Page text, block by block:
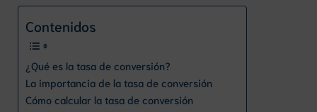
Contenidos
¿Qué es la tasa de conversión?
La importancia de la tasa de conversión
Cómo calcular la tasa de conversión